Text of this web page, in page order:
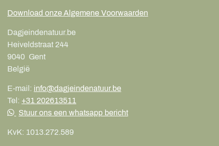
Download onze Algemene Voorwaarden
Dagjeindenatuur.be
Heiveldstraat 244
9040 Gent
België
E-mail: info@dagjeindenatuur.be
Tel: +31 202613511
Stuur ons een whatsapp bericht
KvK: 1013.272.589